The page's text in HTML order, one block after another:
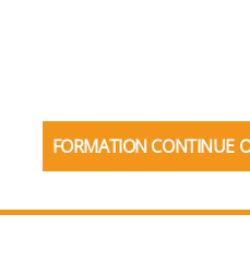
FORMATION CONTINUE